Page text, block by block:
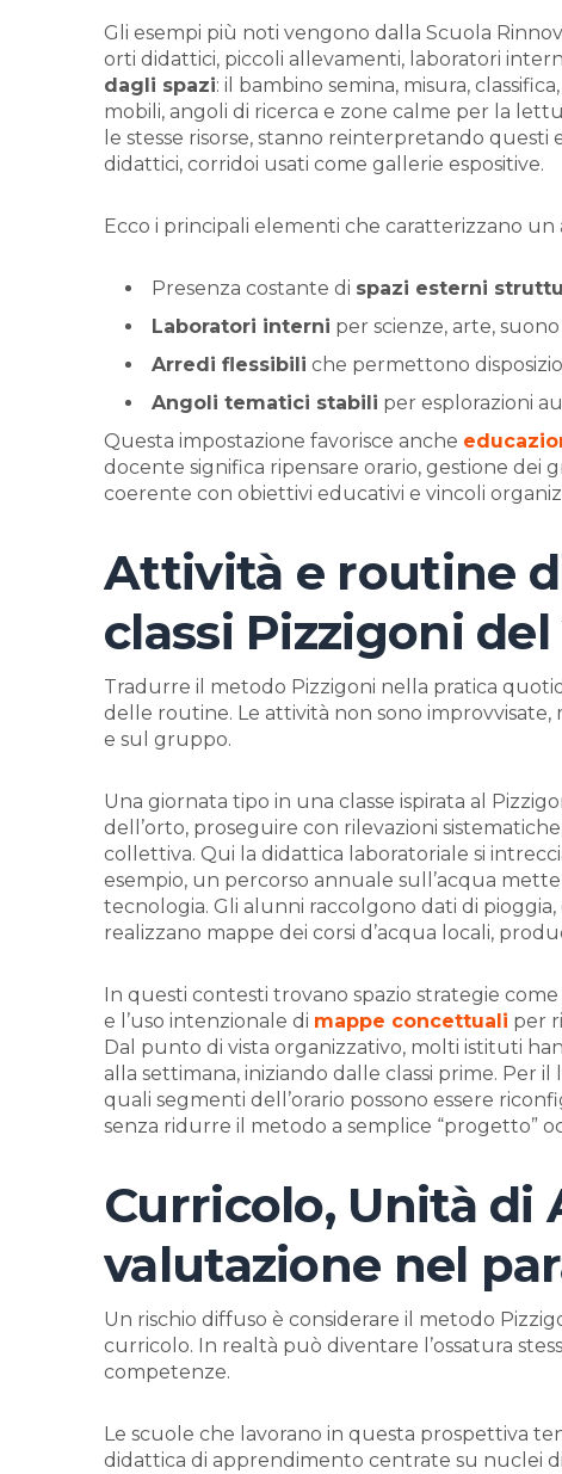
Gli esempi più noti vengono dalla Scuola
orti didattici, piccoli allevamenti, laboratori
dagli spazi: il bambino semina, misura,
mobili, angoli di ricerca e zone calme per la
le stesse risorse, stanno reinterpretando
didattici, corridoi usati come gallerie espositive.
Ecco i principali elementi che caratterizzano
Presenza costante di spazi esterni
Laboratori interni per scienze, arte,
Arredi flessibili che permettono
Angoli tematici stabili per esplorazioni
Questa impostazione favorisce anche
docente significa ripensare orario, gestione dei
coerente con obiettivi educativi e vincoli
Attività e routine
classi Pizzigoni del
Tradurre il metodo Pizzigoni nella pratica
delle routine. Le attività non sono improvvisate,
e sul gruppo.
Una giornata tipo in una classe ispirata al
dell’orto, proseguire con rilevazioni
collettiva. Qui la didattica laboratoriale si
esempio, un percorso annuale sull’acqua
tecnologia. Gli alunni raccolgono dati di
realizzano mappe dei corsi d’acqua locali,
In questi contesti trovano spazio strategie come
e l’uso intenzionale di mappe concettuali per
Dal punto di vista organizzativo, molti istituti
alla settimana, iniziando dalle classi prime. Per
quali segmenti dell’orario possono essere
senza ridurre il metodo a semplice “progetto”
Curricolo, Unità
valutazione nel
Un rischio diffuso è considerare il metodo
curricolo. In realtà può diventare l’ossatura
competenze.
Le scuole che lavorano in questa prospettiva
didattica di apprendimento centrate su nuclei